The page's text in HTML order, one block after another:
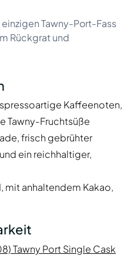
Tawny-Port-Fass
Rückgrat und
Kaffeenoten,
Tawny-Fruchtsüße
frisch gebrühter
ein reichhaltiger,
mit anhaltendem Kakao,
Tawny Port Single Cask